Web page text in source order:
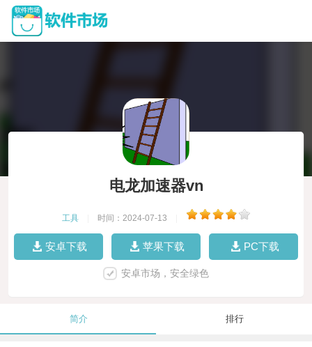
电龙加速器vn
工具 时间：2024-07-13
安卓下载 苹果下载 PC下载
安卓市场，安全绿色
简介 排行